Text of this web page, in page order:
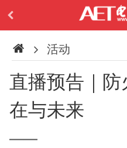
活动
直播预告｜
在与未来
——